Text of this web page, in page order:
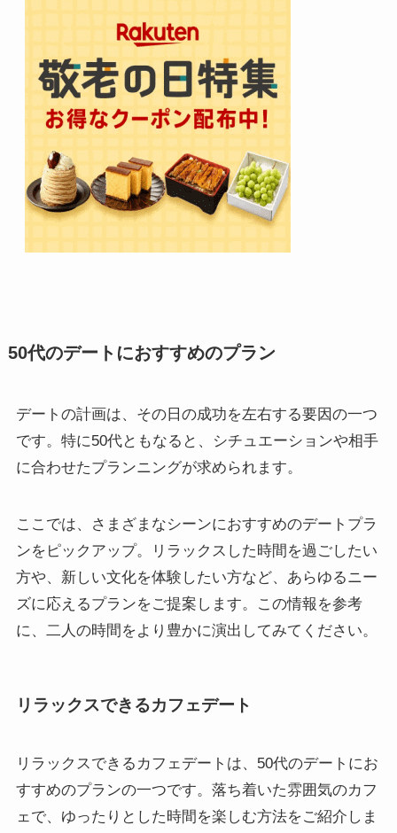
50代のデートにおすすめのプラン
デートの計画は、その日の成功を左右する要因の一つ
です。特に50代ともなると、シチュエーションや相手
に合わせたプランニングが求められます。
ここでは、さまざまなシーンにおすすめのデートプラ
ンをピックアップ。リラックスした時間を過ごしたい
方や、新しい文化を体験したい方など、あらゆるニー
ズに応えるプランをご提案します。この情報を参考
に、二人の時間をより豊かに演出してみてください。
リラックスできるカフェデート
リラックスできるカフェデートは、50代のデートにお
すすめのプランの一つです。落ち着いた雰囲気のカフ
ェで、ゆったりとした時間を楽しむ方法をご紹介しま